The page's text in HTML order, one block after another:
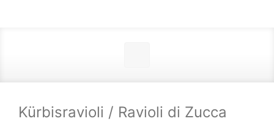
Kürbisravioli / Ravioli di Zucca